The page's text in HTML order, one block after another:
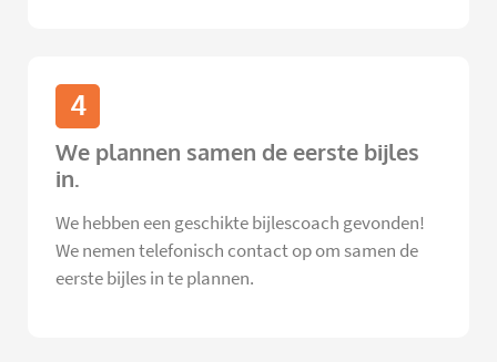
4
We plannen samen de eerste bijles
in.
We hebben een geschikte bijlescoach gevonden!
We nemen telefonisch contact op om samen de
eerste bijles in te plannen.